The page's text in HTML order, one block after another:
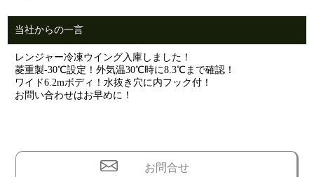
当社からの一言
レンジャー冷凍ウイング入庫しました！
菱重製-30℃設定！外気温30℃時に8.3℃まで確認！
ワイド6.2mボディ！水抜き穴に内フック付！
お問い合わせはお早めに！
お問合せ